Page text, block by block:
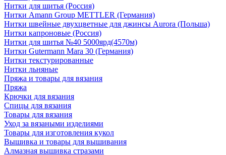
Нитки для шитья (Россия)
Нитки Amann Group METTLER (Германия)
Нитки швейные двухцветные для джинсы Aurora (Польша)
Нитки капроновые (Россия)
Нитки для шитья №40 5000ярд(4570м)
Нитки Gutermann Mara 30 (Германия)
Нитки текстурированные
Нитки льняные
Пряжа и товары для вязания
Пряжа
Крючки для вязания
Спицы для вязания
Товары для вязания
Уход за вязаными изделиями
Товары для изготовления кукол
Вышивка и товары для вышивания
Алмазная вышивка стразами